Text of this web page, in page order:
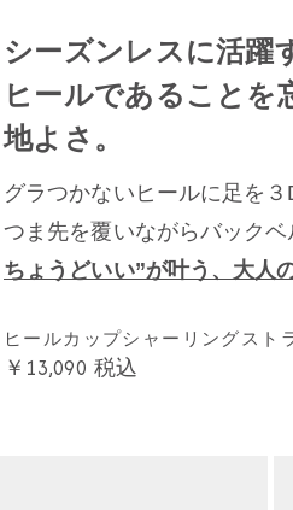
シーズンレスに活躍
ヒールであることを
地よさ。
グラつかないヒールに足を３
つま先を覆いながらバック
ちょうどいい”が叶う、大人
ヒールカップシャーリングスト
￥13,090 税込